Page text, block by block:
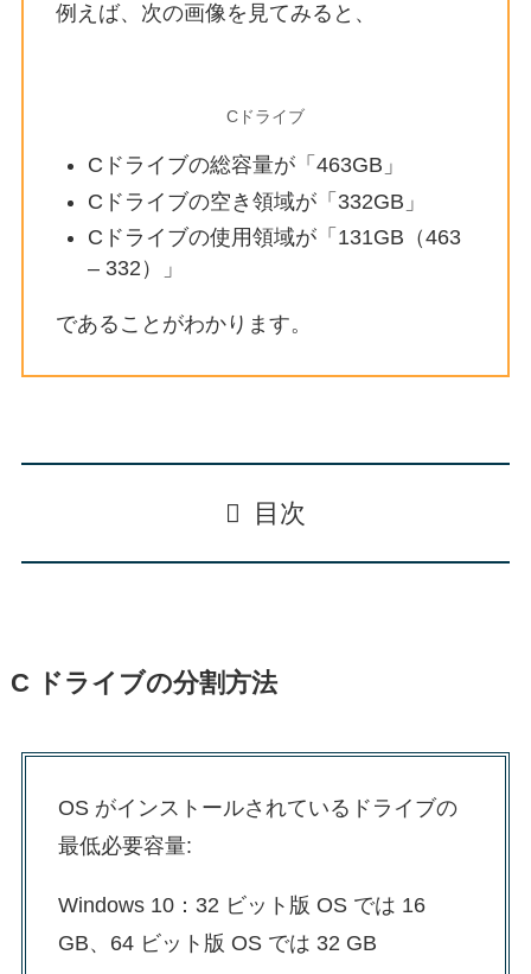
例えば、次の画像を見てみると、
Cドライブ
Cドライブの総容量が「463GB」
Cドライブの空き領域が「332GB」
Cドライブの使用領域が「131GB（463
– 332）」
であることがわかります。
目次
C ドライブの分割方法
OS がインストールされているドライブの
最低必要容量:
Windows 10：32 ビット版 OS では 16
GB、64 ビット版 OS では 32 GB